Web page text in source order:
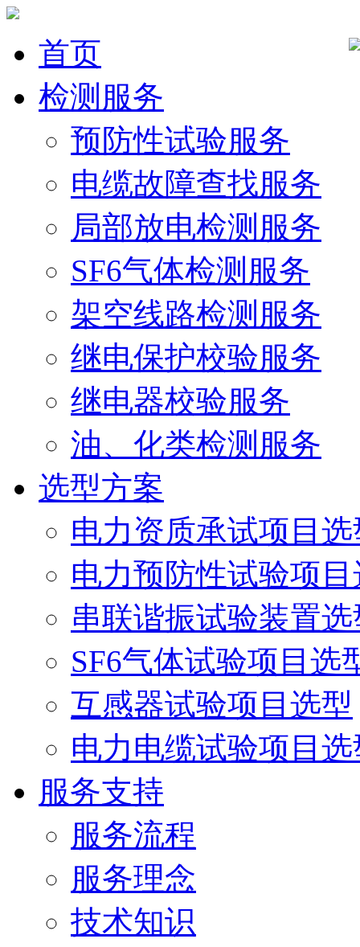
首页
检测服务
预防性试验服务
电缆故障查找服务
局部放电检测服务
SF6气体检测服务
架空线路检测服务
继电保护校验服务
继电器校验服务
油、化类检测服务
选型方案
电力资质承试项目选
电力预防性试验项
串联谐振试验装置选
SF6气体试验项目选
互感器试验项目选型
电力电缆试验项目选
服务支持
服务流程
服务理念
技术知识